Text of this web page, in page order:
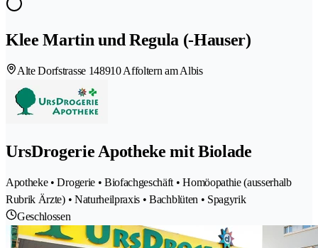
Klee Martin und Regula (-Hauser)
Alte Dorfstrasse 148910 Affoltern am Albis
UrsDrogerie Apotheke mit Biolade
Apotheke • Drogerie • Biofachgeschäft • Homöopathie (ausserhalb
Rubrik Ärzte) • Naturheilpraxis • Bachblüten • Spagyrik
Geschlossen